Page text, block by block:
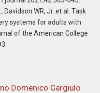
Davidson WR, Jr. et al. Task
systems for adults with
of the American College
Domenico Gargiulo